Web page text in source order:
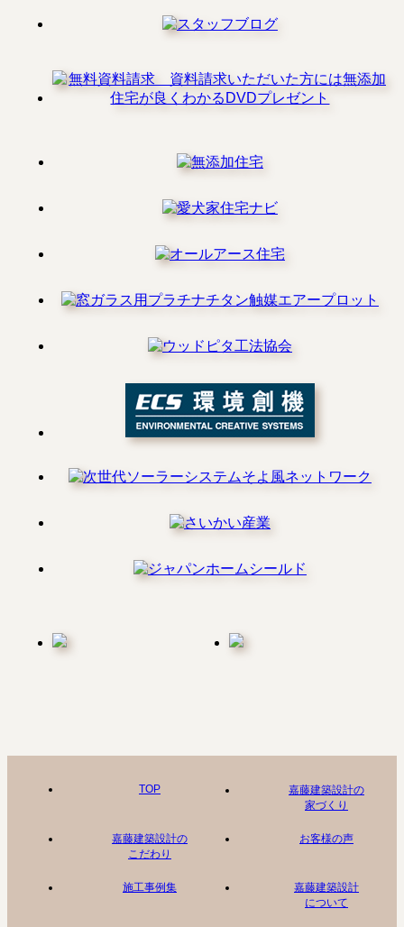
TOP
嘉藤建築設計の
家づくり
嘉藤建築設計の
こだわり
お客様の声
施工事例集
嘉藤建築設計
について